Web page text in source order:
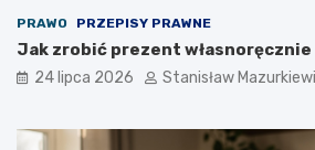
PRAWO PRZEPISY PRAWNE
Jak zrobić prezent
24 lipca 2026 Stanisław